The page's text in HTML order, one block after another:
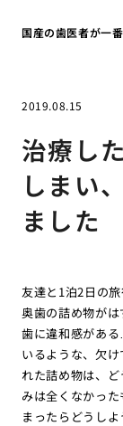
国産の歯医者が一
2019.08.15
治療し
しまい
ました
友達と1泊2日の
奥歯の詰め物が
歯に違和感があ
いるような、欠
れた詰め物は、
みは全くなかっ
まったらどうし